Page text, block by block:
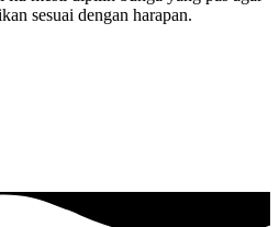
sesuai dengan harapan.